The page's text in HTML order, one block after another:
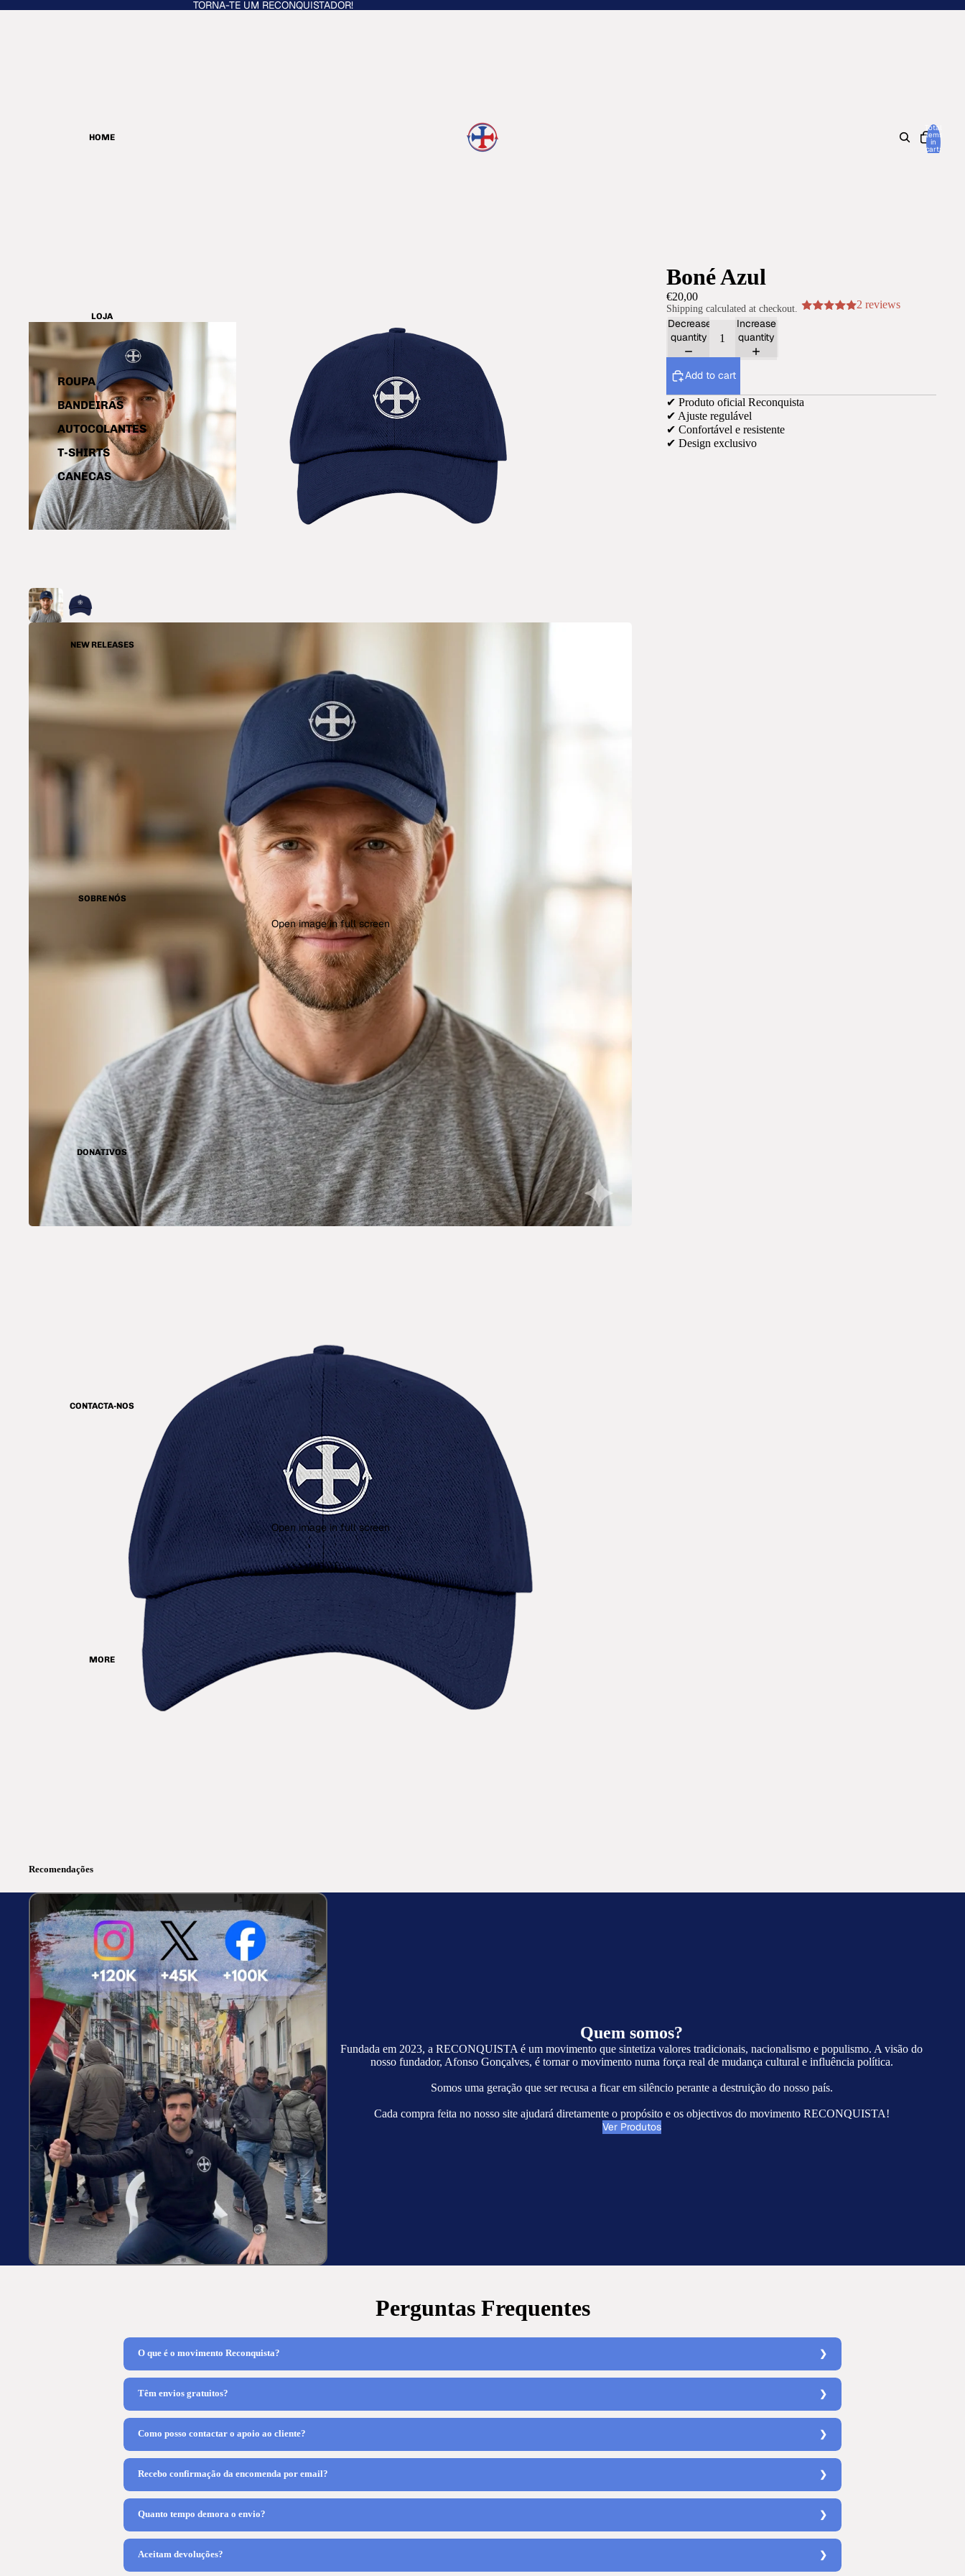
TORNA-TE UM RECONQUISTADOR!
HOME
LOJA
ROUPA
BANDEIRAS
AUTOCOLANTES
T-SHIRTS
CANECAS
NEW RELEASES
SOBRE NÓS
DONATIVOS
CONTACTA-NOS
MORE
Total
items
in
cart:
0
Open image in full screen
Open image in full screen
Boné Azul
€20,00
Shipping calculated at checkout. 2 reviews
Decrease
quantity
Increase
quantity
Add to cart
✔ Produto oficial Reconquista
✔ Ajuste regulável
✔ Confortável e resistente
✔ Design exclusivo
Recomendações
Quem somos?
Fundada em 2023, a RECONQUISTA é um movimento que sintetiza valores tradicionais, nacionalismo e populismo. A visão do
nosso fundador, Afonso Gonçalves, é tornar o movimento numa força real de mudança cultural e influência política.
Somos uma geração que ser recusa a ficar em silêncio perante a destruição do nosso país.
Cada compra feita no nosso site ajudará diretamente o propósito e os objectivos do movimento RECONQUISTA!
Ver Produtos
Perguntas Frequentes
O que é o movimento Reconquista?
Têm envios gratuitos?
Como posso contactar o apoio ao cliente?
Recebo confirmação da encomenda por email?
Quanto tempo demora o envio?
Aceitam devoluções?